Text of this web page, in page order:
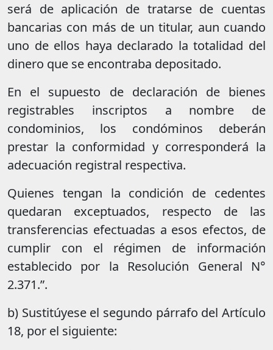
será de aplicación de tratarse de cuentas
bancarias con más de un titular, aun cuando
uno de ellos haya declarado la totalidad del
dinero que se encontraba depositado.
En el supuesto de declaración de bienes
registrables inscriptos a nombre de
condominios, los condóminos deberán
prestar la conformidad y corresponderá la
adecuación registral respectiva.
Quienes tengan la condición de cedentes
quedaran exceptuados, respecto de las
transferencias efectuadas a esos efectos, de
cumplir con el régimen de información
establecido por la Resolución General N°
2.371.”.
b) Sustitúyese el segundo párrafo del Artículo
18, por el siguiente: